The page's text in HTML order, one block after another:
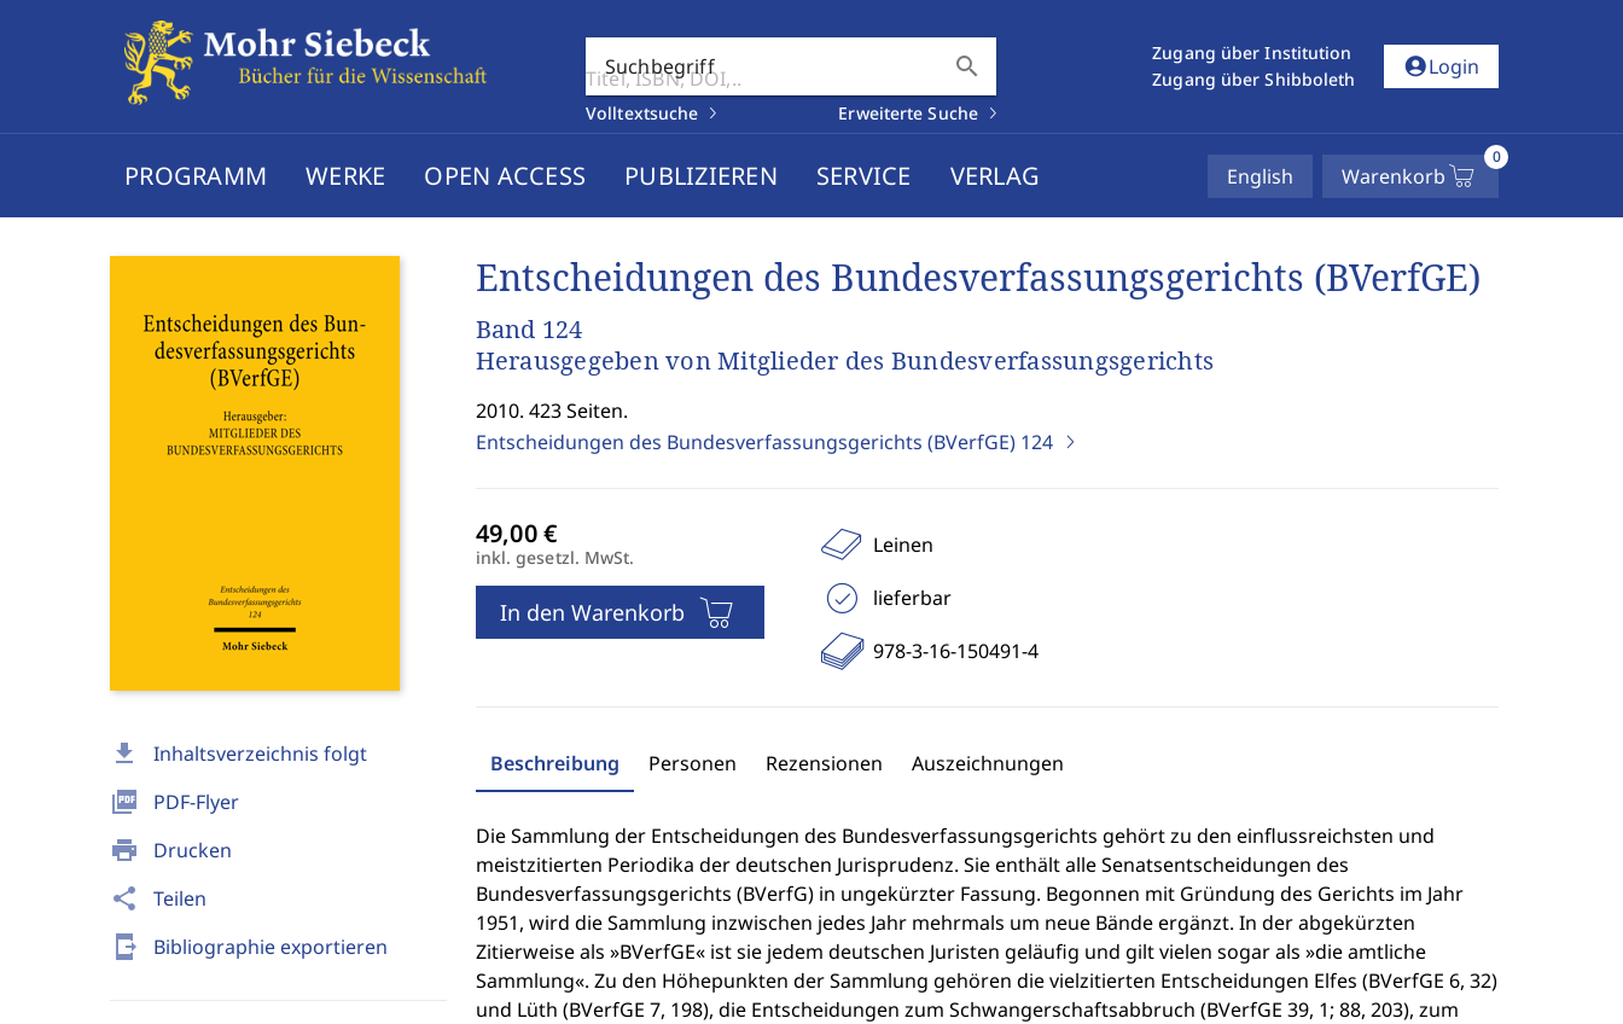
Suchbegriff search
Volltextsuche Erweiterte Suche
Zugang über Institution
Zugang über Shibboleth
account_circleLogin
PROGRAMM WERKE OPEN ACCESS PUBLIZIEREN SERVICE VERLAG English Warenkorb
0
download Inhaltsverzeichnis folgt
picture_as_pdf PDF-Flyer
print Drucken
share Teilen
send_to_mobile Bibliographie exportieren
Entscheidungen des Bundesverfassungsgerichts (BVerfGE)
Band 124
Herausgegeben von Mitglieder des Bundesverfassungsgerichts
2010. 423 Seiten.
Entscheidungen des Bundesverfassungsgerichts (BVerfGE) 124
inkl. gesetzl. MwSt.
In den Warenkorb
Leinen
lieferbar
978-3-16-150491-4
Beschreibung Personen Rezensionen Auszeichnungen
Die Sammlung der Entscheidungen des Bundesverfassungsgerichts gehört zu den einflussreichsten und
meistzitierten Periodika der deutschen Jurisprudenz. Sie enthält alle Senatsentscheidungen des
Bundesverfassungsgerichts (BVerfG) in ungekürzter Fassung. Begonnen mit Gründung des Gerichts im Jahr
1951, wird die Sammlung inzwischen jedes Jahr mehrmals um neue Bände ergänzt. In der abgekürzten
Zitierweise als »BVerfGE« ist sie jedem deutschen Juristen geläufig und gilt vielen sogar als »die amtliche
Sammlung«. Zu den Höhepunkten der Sammlung gehören die vielzitierten Entscheidungen Elfes (BVerfGE 6, 32)
und Lüth (BVerfGE 7, 198), die Entscheidungen zum Schwangerschaftsabbruch (BVerfGE 39, 1; 88, 203), zum